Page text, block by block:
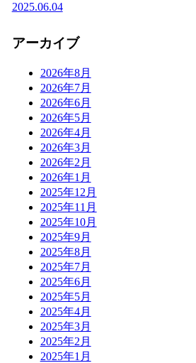
2025.06.04
アーカイブ
2026年8月
2026年7月
2026年6月
2026年5月
2026年4月
2026年3月
2026年2月
2026年1月
2025年12月
2025年11月
2025年10月
2025年9月
2025年8月
2025年7月
2025年6月
2025年5月
2025年4月
2025年3月
2025年2月
2025年1月